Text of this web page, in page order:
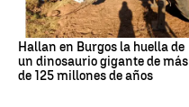
Hallan en Burgos la huella de
un dinosaurio gigante de más
de 125 millones de años